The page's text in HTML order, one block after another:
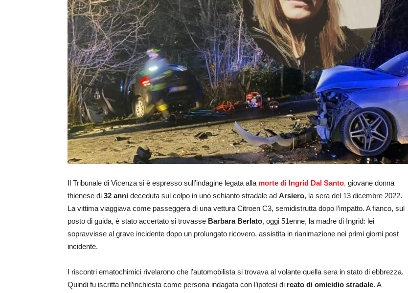
Il Tribunale di Vicenza si è espresso sull’indagine legata alla morte di Ingrid Dal Santo, giovane donna
thienese di 32 anni deceduta sul colpo in uno schianto stradale ad Arsiero, la sera del 13 dicembre 2022.
La vittima viaggiava come passeggera di una vettura Citroen C3, semidistrutta dopo l’impatto. A fianco, sul
posto di guida, è stato accertato si trovasse Barbara Berlato, oggi 51enne, la madre di Ingrid: lei
sopravvisse al grave incidente dopo un prolungato ricovero, assistita in rianimazione nei primi giorni post
incidente.
I riscontri ematochimici rivelarono che l’automobilista si trovava al volante quella sera in stato di ebbrezza.
Quindi fu iscritta nell’inchiesta come persona indagata con l’ipotesi di reato di omicidio stradale. A